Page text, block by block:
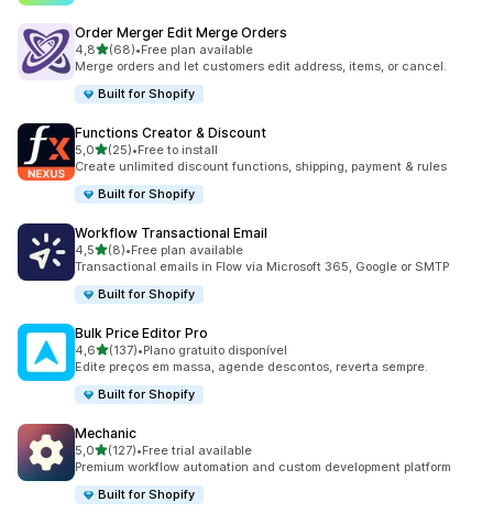
Order Merger Edit Merge Orders
4,8de 5 estrelas
(68)
68 total de avaliações
•Free plan available
Merge orders and let customers edit address, items, or cancel.
Built for Shopify
Functions Creator & Discount
5,0de 5 estrelas
(25)
25 total de avaliações
•Free to install
Create unlimited discount functions, shipping, payment & rules
Built for Shopify
Workflow Transactional Email
4,5de 5 estrelas
(8)
8 total de avaliações
•Free plan available
Transactional emails in Flow via Microsoft 365, Google or SMTP
Built for Shopify
Bulk Price Editor Pro
4,6de 5 estrelas
(137)
137 total de avaliações
•Plano gratuito disponível
Edite preços em massa, agende descontos, reverta sempre.
Built for Shopify
Mechanic
5,0de 5 estrelas
(127)
127 total de avaliações
•Free trial available
Premium workflow automation and custom development platform
Built for Shopify